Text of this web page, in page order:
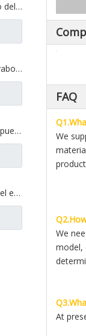
Engranaje del ángulo del lavabo del eje trasero para los recambios del camión de Sinotruk Steyr 199012320177
Diente medio del ángulo del lavabo del puente para los recambios AZ9981320154 del camión de Sinotruk Howo AC16
Engranaje cónico 28/21 para repuestos de camiones North Benz Beiben A3463502939
Dientes del ángulo del lavabo del eje trasero para los recambios AZ9981320157 del camión de Sinotruk Howo AC16
FAQ
We
We
model,
At